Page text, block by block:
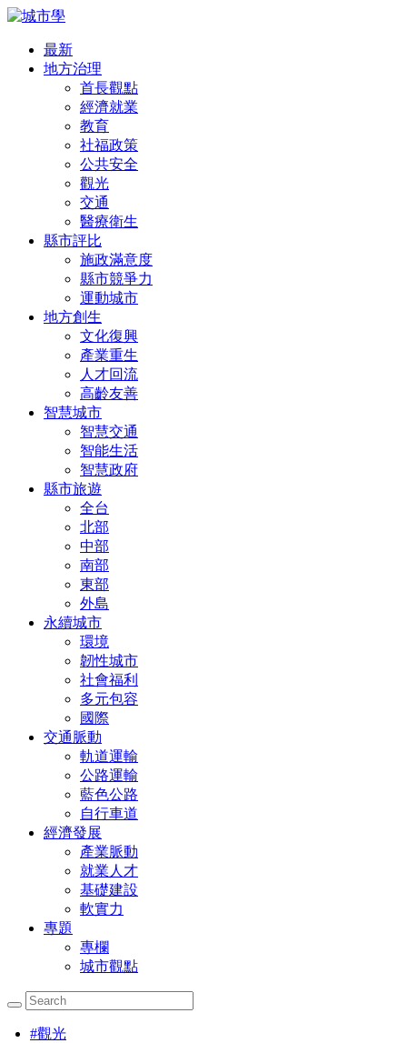
最新
地方治理
首長觀點
經濟就業
教育
社福政策
公共安全
觀光
交通
醫療衛生
縣市評比
施政滿意度
縣市競爭力
運動城市
地方創生
文化復興
產業重生
人才回流
高齡友善
智慧城市
智慧交通
智能生活
智慧政府
縣市旅遊
全台
北部
中部
南部
東部
外島
永續城市
環境
韌性城市
社會福利
多元包容
國際
交通脈動
軌道運輸
公路運輸
藍色公路
自行車道
經濟發展
產業脈動
就業人才
基礎建設
軟實力
專題
專欄
城市觀點
#觀光